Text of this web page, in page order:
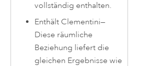
vollständig enthalten.
Enthält Clementini—
Diese räumliche
Beziehung liefert die
gleichen Ergebnisse wie